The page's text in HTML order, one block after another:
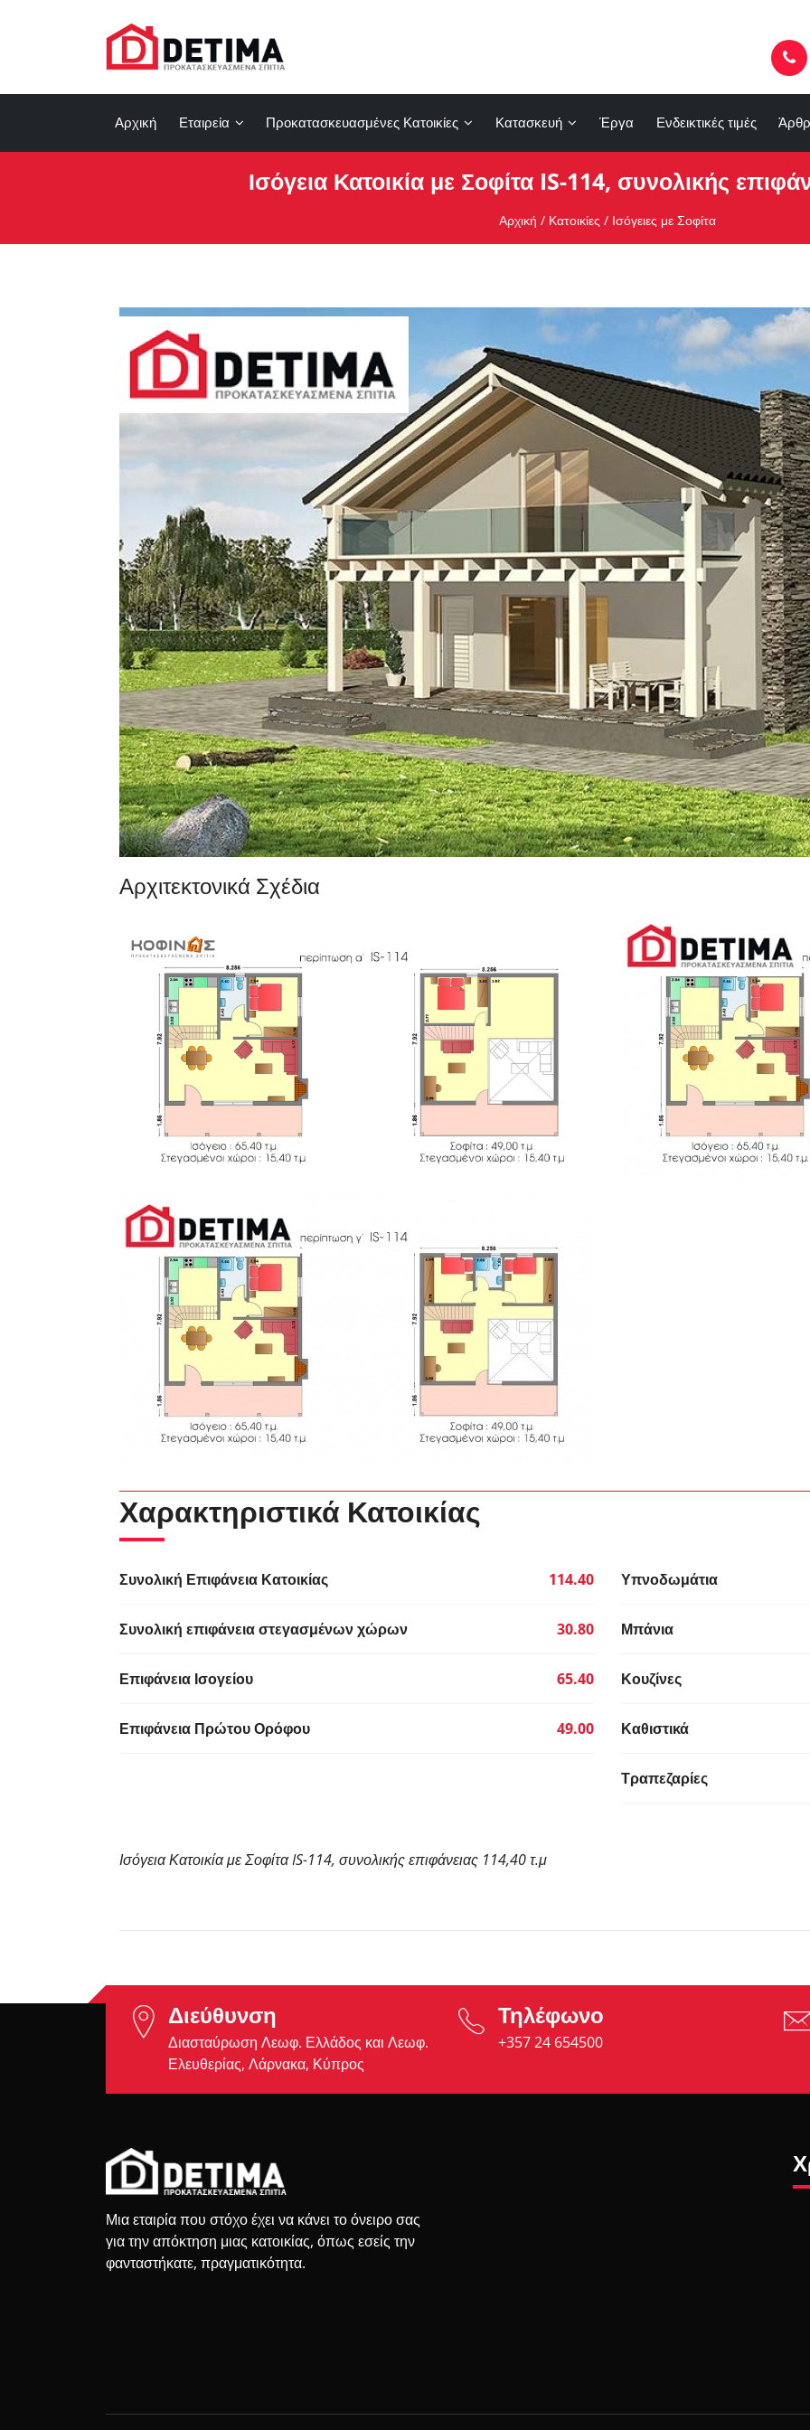
Αρχική Εταιρεία Προκατασκευασμένες Κατοικίες Κατασκευή Έργα Ενδεικτικές τιμές
Ισόγεια Κατοικία με Σοφίτα IS-114, συνολικής
Αρχική / Κατοικίες / Ισόγειες με Σοφίτα
Αρχιτεκτονικά Σχέδια
Χαρακτηριστικά Κατοικίας
Συνολική Επιφάνεια Κατοικίας 114.40
Συνολική επιφάνεια στεγασμένων χώρων 30.80
Επιφάνεια Ισογείου 65.40
Επιφάνεια Πρώτου Ορόφου 49.00
Υπνοδωμάτια
Μπάνια
Κουζίνες
Καθιστικά
Τραπεζαρίες
Ισόγεια Κατοικία με Σοφίτα IS-114, συνολικής επιφάνειας 114,40 τ.μ
Διεύθυνση
Διασταύρωση Λεωφ. Ελλάδος και Λεωφ.
Ελευθερίας, Λάρνακα, Κύπρος
Τηλέφωνο
+357 24 654500
Μια εταιρία που στόχο έχει να κάνει το όνειρο σας
για την απόκτηση μιας κατοικίας, όπως εσείς την
φανταστήκατε, πραγματικότητα.